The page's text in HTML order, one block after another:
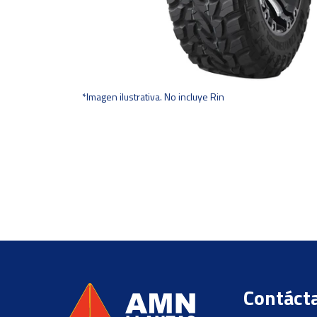
*Imagen ilustrativa. No incluye Rin